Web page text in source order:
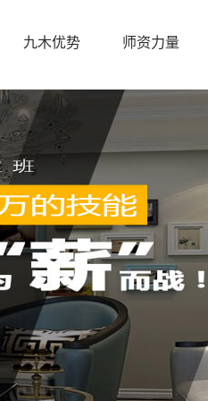
九木优势 师资力量